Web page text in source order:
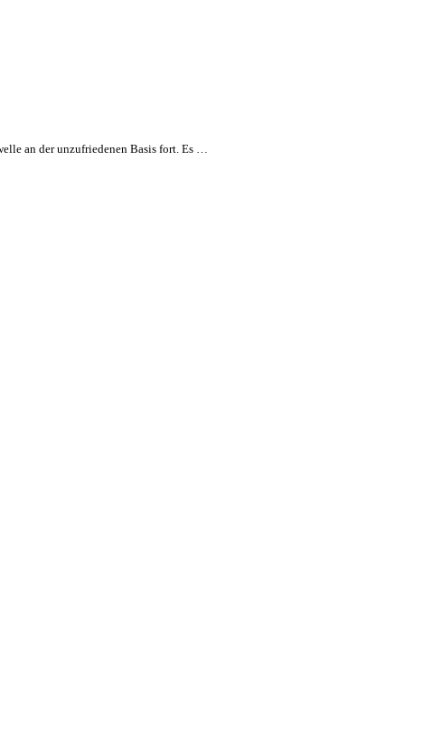
an der unzufriedenen Basis fort. Es …